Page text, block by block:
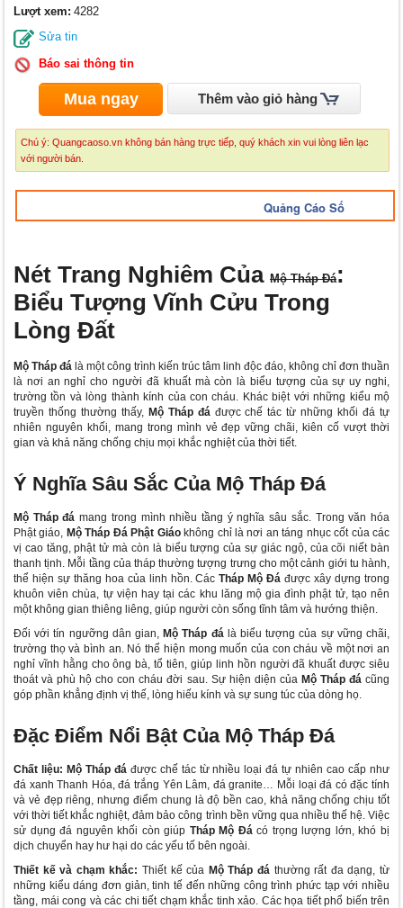
Lượt xem: 4282
Sửa tin
Báo sai thông tin
Mua ngay Thêm vào giỏ hàng
Chú ý: Quangcaoso.vn không bán hàng trực tiếp, quý khách xin vui lòng liên lạc
với người bán.
Quảng Cáo Số
Nét Trang Nghiêm Của Mộ Tháp Đá:
Biểu Tượng Vĩnh Cửu Trong
Lòng Đất
Mộ Tháp đá là một công trình kiến trúc tâm linh độc đáo, không chỉ đơn thuần
là nơi an nghỉ cho người đã khuất mà còn là biểu tượng của sự uy nghi,
trường tồn và lòng thành kính của con cháu. Khác biệt với những kiểu mộ
truyền thống thường thấy, Mộ Tháp đáđược chế tác từ những khối đá tự
nhiên nguyên khối, mang trong mình vẻ đẹp vững chãi, kiên cố vượt thời
gian và khả năng chống chịu mọi khắc nghiệt của thời tiết.
Ý Nghĩa Sâu Sắc Của Mộ Tháp Đá
Mộ Tháp đá mang trong mình nhiều tầng ý nghĩa sâu sắc. Trong văn hóa
Phật giáo, Mộ Tháp Đá Phật Giáokhông chỉ là nơi an táng nhục cốt của các
vị cao tăng, phật tử mà còn là biểu tượng của sự giác ngộ, của cõi niết bàn
thanh tịnh. Mỗi tầng của tháp thường tượng trưng cho một cảnh giới tu hành,
thể hiện sự thăng hoa của linh hồn. CácTháp Mộ Đá được xây dựng trong
khuôn viên chùa, tự viện hay tại các khu lăng mộ gia đình phật tử, tạo nên
một không gian thiêng liêng, giúp người còn sống tĩnh tâm và hướng thiện.
Đối với tín ngưỡng dân gian, Mộ Tháp đálà biểu tượng của sự vững chãi,
trường thọ và bình an. Nó thể hiện mong muốn của con cháu về một nơi an
nghỉ vĩnh hằng cho ông bà, tổ tiên, giúp linh hồn người đã khuất được siêu
thoát và phù hộ cho con cháu đời sau. Sự hiện diện của Mộ Tháp đácũng
góp phần khẳng định vị thế, lòng hiếu kính và sự sung túc của dòng họ.
Đặc Điểm Nổi Bật Của Mộ Tháp Đá
Chất liệu: Mộ Tháp đáđược chế tác từ nhiều loại đá tự nhiên cao cấp như
đá xanh Thanh Hóa, đá trắng Yên Lâm, đá granite… Mỗi loại đá có đặc tính
và vẻ đẹp riêng, nhưng điểm chung là độ bền cao, khả năng chống chịu tốt
với thời tiết khắc nghiệt, đảm bảo công trình bền vững qua nhiều thế hệ. Việc
sử dụng đá nguyên khối còn giúp Tháp Mộ Đácó trọng lượng lớn, khó bị
dịch chuyển hay hư hại do các yếu tố bên ngoài.
Thiết kế và chạm khắc: Thiết kế của Mộ Tháp đá thường rất đa dạng, từ
những kiểu dáng đơn giản, tinh tế đến những công trình phức tạp với nhiều
tầng, mái cong và các chi tiết chạm khắc tinh xảo. Các họa tiết phổ biến trên